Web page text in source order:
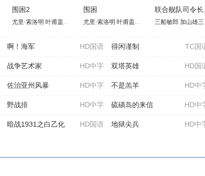
王挺 郭晓东 李晨 杜江 冯绍峰 闫妮 阿如那 曲禾 王雨甜 于谨维 王阳 张雪
弗拉季斯拉夫·斯特尔热利奇克 亚历山大·拉辛 鲍里斯·戈尔巴托夫 谢尔盖·哈钦
伊琳娜·阿库洛娃 弗拉季斯拉夫·斯特尔热利奇克 亚历山大·拉辛 鲍里
围困2
尤里·索洛明 叶甫盖尼·列别杰夫 伊琳娜·阿库洛娃 弗拉季斯拉夫·斯特尔热
围困
尤里·索洛明 叶甫盖尼·列别杰夫 伊琳娜·阿库洛
三船敏郎 加山雄三
HD国语
啊！海军 TC国
得闲谨制
HD中字
战争艺术家 HD国
双塔英雄
HD中字
佐治亚州风暴 HD中
不是羔羊
HD中字
野战排 HD中
硫磺岛的来信
HD国语
暗战1931之白乙化 HD中
地狱尖兵